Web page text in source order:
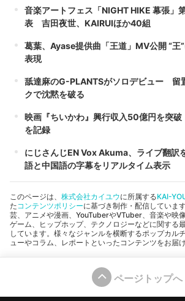
音楽アートフェス「NIGHT HIKE 幕張」
表 吉田夜世、KAIRUIほか40組
葛葉、Ayase提供曲「王道」MV公開 “王
表現
舐達麻のG-PLANTSがソロデビュー 留
クで沈黙を破る
映画『ちいかわ』興行収入50億円を突
を記録
にじさんじEN Vox Akuma、ライブ翻
語と中国語の字幕をリアルタイム表示
このページは、 株式会社カイユウに所属するKAI-
た コンテンツポリシーに基づき制作・配信していま
芸、アニメや漫画、YouTuberやVTuber、音楽や映
ゲーム、ヒップホップ、テクノロジーなどに関する
しています。様々なジャンルを横断するポップカル
ューやコラム、レポートといったコンテンツをお届け
ページトップへ